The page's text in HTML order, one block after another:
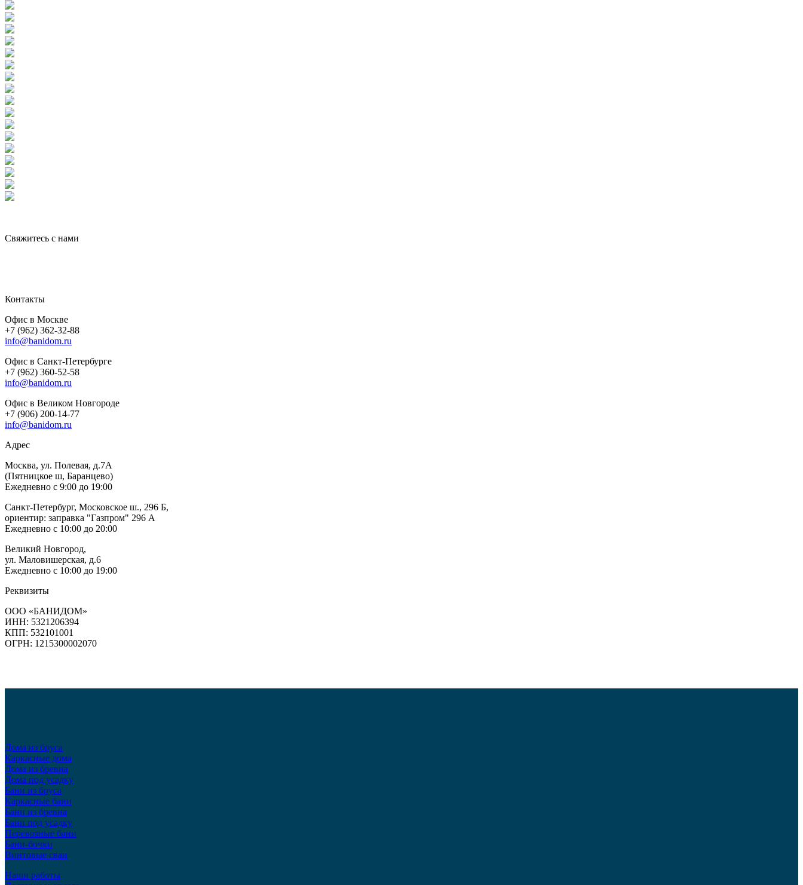
Свяжитесь с нами
Контакты
Офис в Москве
+7 (962) 362-32-88
info@banidom.ru
Офис в Санкт-Петербурге
+7 (962) 360-52-58
info@banidom.ru
Офис в Великом Новгороде
+7 (906) 200-14-77
info@banidom.ru
Адрес
Москва, ул. Полевая, д.7А
(Пятницкое ш, Баранцево)
Ежедневно с 9:00 до 19:00
Санкт-Петербург, Московское ш., 296 Б,
ориентир: заправка "Газпром" 296 А
Ежедневно с 10:00 до 20:00
Великий Новгород,
ул. Маловишерская, д.6
Ежедневно с 10:00 до 19:00
Реквизиты
ООО «БАНИДОМ»
ИНН: 5321206394
КПП: 532101001
ОГРН: 1215300002070
Дома из бруса
Каркасные дома
Дома из бревна
Дома под усадку
Бани из бруса
Каркасные бани
Бани из бревна
Бани под усадку
Перевозные бани
Бани-бочки
Винтовые сваи
Наши работы